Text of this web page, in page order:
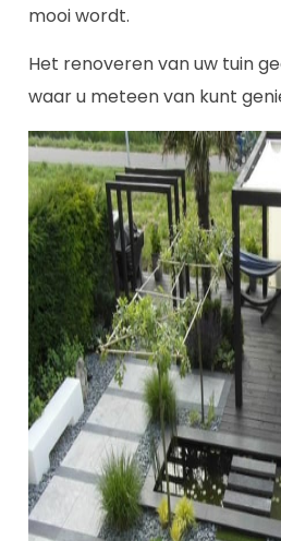
mooi wordt.
Het renoveren van uw tuin
waar u meteen van kunt